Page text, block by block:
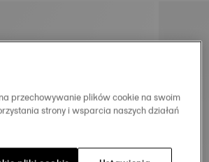
przechowywanie plików cookie na swoim
strony i wsparcia naszych działań